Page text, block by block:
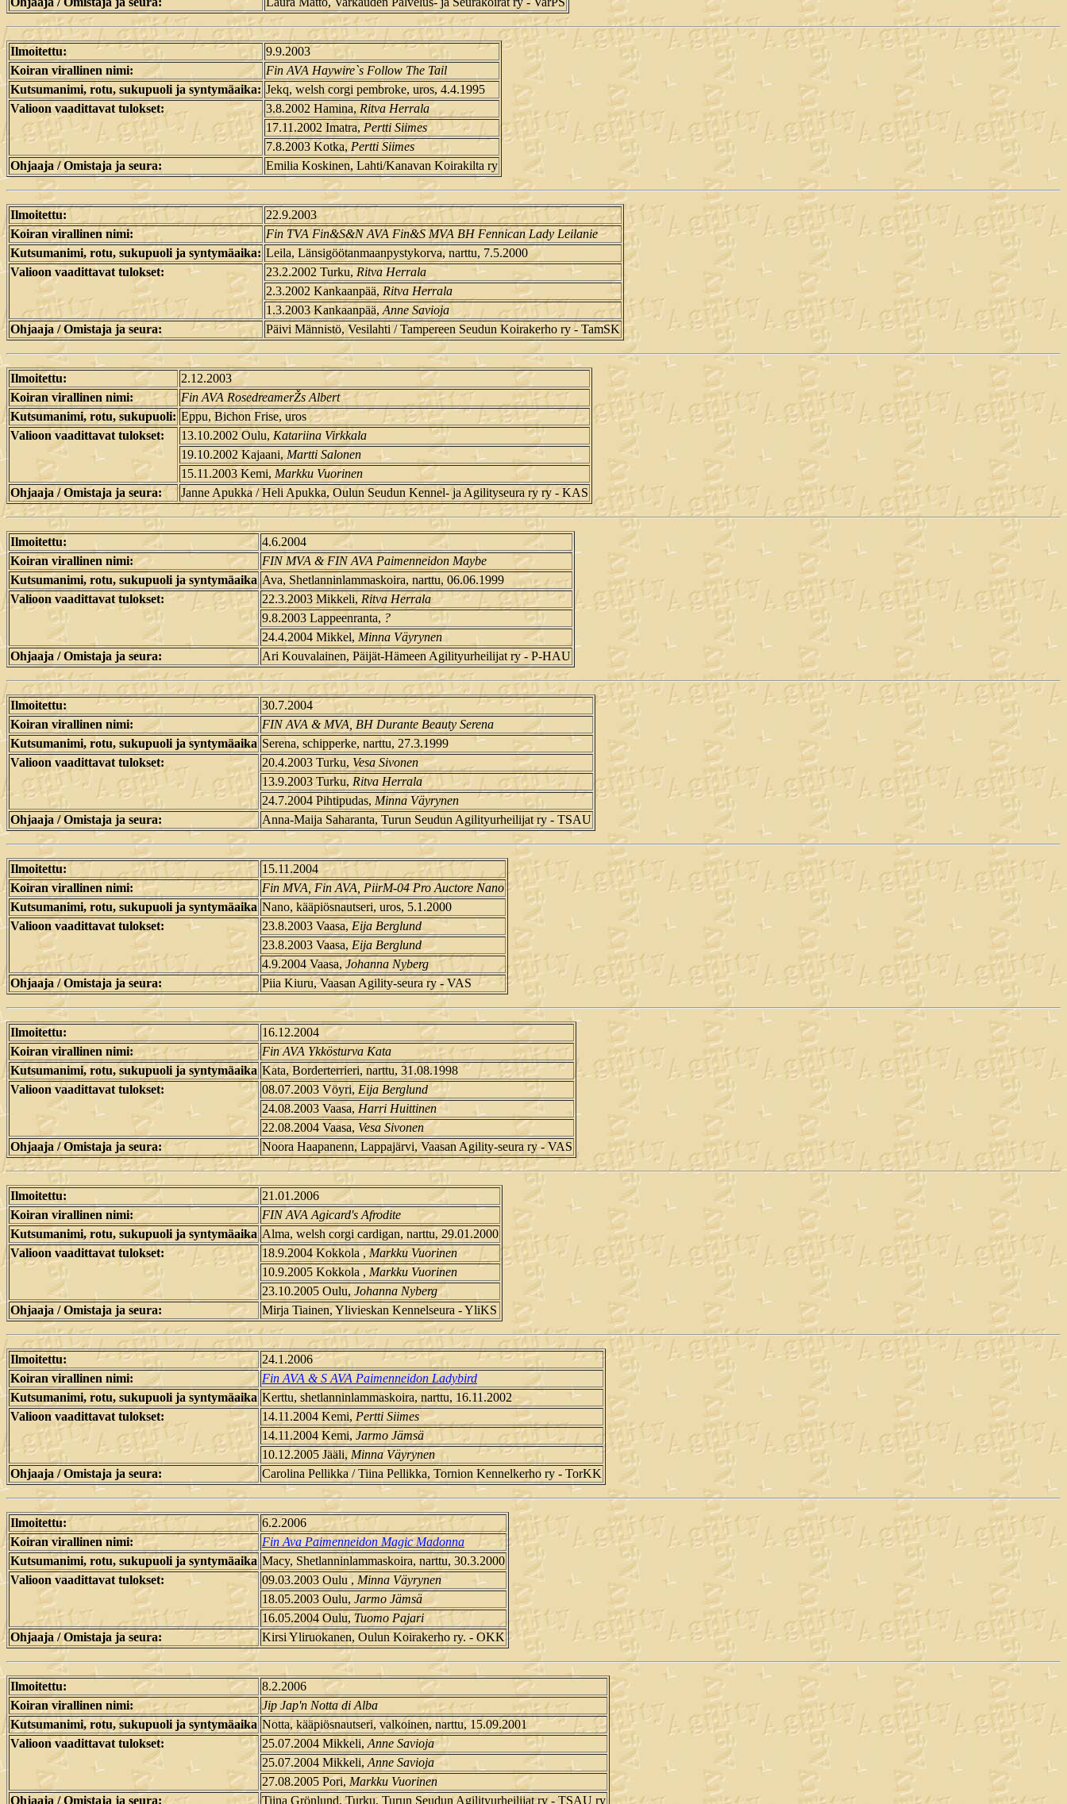
Ilmoitettu:
9.9.2003
Koiran virallinen nimi:
Fin AVA Haywire`s Follow The Tail
Kutsumanimi, rotu, sukupuoli ja syntymäaika: Jekq, welsh corgi pembroke, uros, 4.4.1995
Valioon vaadittavat tulokset:
3.8.2002 Hamina, Ritva Herrala
17.11.2002 Imatra, Pertti Siimes
7.8.2003 Kotka,Pertti Siimes
Ohjaaja / Omistaja ja seura:
Emilia Koskinen, Lahti/Kanavan Koirakilta ry
Ilmoitettu:
22.9.2003
Koiran virallinen nimi:
Fin TVA Fin&S&N AVA Fin&S MVA BH Fennican Lady Leilanie
Kutsumanimi, rotu, sukupuoli ja syntymäaika: Leila, Länsigöötanmaanpystykorva, narttu, 7.5.2000
Valioon vaadittavat tulokset:
23.2.2002 Turku, Ritva Herrala
2.3.2002 Kankaanpää, Ritva Herrala
1.3.2003 Kankaanpää, Anne Savioja
Ohjaaja / Omistaja ja seura:
Päivi Männistö, Vesilahti / Tampereen Seudun Koirakerho ry - TamSK
Ilmoitettu:
2.12.2003
Koiran virallinen nimi:
Fin AVA RosedreamerŽs Albert
Kutsumanimi, rotu, sukupuoli: Eppu, Bichon Frise, uros
Valioon vaadittavat tulokset:
13.10.2002 Oulu, Katariina Virkkala
19.10.2002 Kajaani, Martti Salonen
15.11.2003 Kemi, Markku Vuorinen
Ohjaaja / Omistaja ja seura:
Janne Apukka / Heli Apukka, Oulun Seudun Kennel- ja Agilityseura ry ry - KAS
Ilmoitettu:
4.6.2004
Koiran virallinen nimi:
FIN MVA & FIN AVA Paimenneidon Maybe
Kutsumanimi, rotu, sukupuoli ja syntymäaika Ava, Shetlanninlammaskoira, narttu, 06.06.1999
Valioon vaadittavat tulokset:
22.3.2003 Mikkeli, Ritva Herrala
9.8.2003 Lappeenranta, ?
24.4.2004 Mikkel, Minna Väyrynen
Ohjaaja / Omistaja ja seura:
Ari Kouvalainen, Päijät-Hämeen Agilityurheilijat ry - P-HAU
Ilmoitettu:
30.7.2004
Koiran virallinen nimi:
FIN AVA & MVA, BH Durante Beauty Serena
Kutsumanimi, rotu, sukupuoli ja syntymäaika Serena, schipperke, narttu, 27.3.1999
Valioon vaadittavat tulokset:
20.4.2003 Turku, Vesa Sivonen
13.9.2003 Turku, Ritva Herrala
24.7.2004 Pihtipudas, Minna Väyrynen
Ohjaaja / Omistaja ja seura:
Anna-Maija Saharanta, Turun Seudun Agilityurheilijat ry - TSAU
Ilmoitettu:
15.11.2004
Koiran virallinen nimi:
Fin MVA, Fin AVA, PiirM-04 Pro Auctore Nano
Kutsumanimi, rotu, sukupuoli ja syntymäaika Nano, kääpiösnautseri, uros, 5.1.2000
Valioon vaadittavat tulokset:
23.8.2003 Vaasa,Eija Berglund
23.8.2003 Vaasa, Eija Berglund
4.9.2004 Vaasa,Johanna Nyberg
Ohjaaja / Omistaja ja seura:
Piia Kiuru, Vaasan Agility-seura ry - VAS
Ilmoitettu:
16.12.2004
Koiran virallinen nimi:
Fin AVA Ykkösturva Kata
Kutsumanimi, rotu, sukupuoli ja syntymäaika Kata, Borderterrieri, narttu, 31.08.1998
Valioon vaadittavat tulokset:
08.07.2003 Vöyri, Eija Berglund
24.08.2003 Vaasa, Harri Huittinen
22.08.2004 Vaasa, Vesa Sivonen
Ohjaaja / Omistaja ja seura:
Noora Haapanenn, Lappajärvi, Vaasan Agility-seura ry - VAS
Ilmoitettu:
21.01.2006
Koiran virallinen nimi:
FIN AVA Agicard's Afrodite
Kutsumanimi, rotu, sukupuoli ja syntymäaika Alma, welsh corgi cardigan, narttu, 29.01.2000
Valioon vaadittavat tulokset:
18.9.2004 Kokkola ,Markku Vuorinen
10.9.2005 Kokkola , Markku Vuorinen
23.10.2005 Oulu, Johanna Nyberg
Ohjaaja / Omistaja ja seura:
Mirja Tiainen, Ylivieskan Kennelseura - YliKS
Ilmoitettu:
24.1.2006
Koiran virallinen nimi:
Fin AVA & S AVA Paimenneidon Ladybird
Kutsumanimi, rotu, sukupuoli ja syntymäaika Kerttu, shetlanninlammaskoira, narttu, 16.11.2002
Valioon vaadittavat tulokset:
14.11.2004 Kemi, Pertti Siimes
14.11.2004 Kemi, Jarmo Jämsä
10.12.2005 Jääli,Minna Väyrynen
Ohjaaja / Omistaja ja seura:
Carolina Pellikka / Tiina Pellikka, Tornion Kennelkerho ry - TorKK
Ilmoitettu:
6.2.2006
Koiran virallinen nimi:
Fin Ava Paimenneidon Magic Madonna
Kutsumanimi, rotu, sukupuoli ja syntymäaika Macy, Shetlanninlammaskoira, narttu, 30.3.2000
Valioon vaadittavat tulokset:
09.03.2003 Oulu , Minna Väyrynen
18.05.2003 Oulu, Jarmo Jämsä
16.05.2004 Oulu, Tuomo Pajari
Ohjaaja / Omistaja ja seura:
Kirsi Yliruokanen, Oulun Koirakerho ry. - OKK
Ilmoitettu:
8.2.2006
Koiran virallinen nimi:
Jip Jap'n Notta di Alba
Kutsumanimi, rotu, sukupuoli ja syntymäaika Notta, kääpiösnautseri, valkoinen, narttu, 15.09.2001
Valioon vaadittavat tulokset:
25.07.2004 Mikkeli, Anne Savioja
25.07.2004 Mikkeli, Anne Savioja
27.08.2005 Pori, Markku Vuorinen
Ohjaaja / Omistaja ja seura:
Tiina Grönlund, Turku, Turun Seudun Agilityurheilijat ry - TSAU ry